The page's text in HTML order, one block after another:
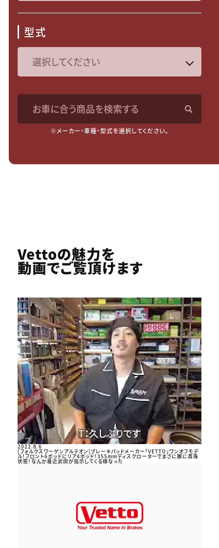
型式
お車に合う商品を検索する
※メーカー・車種・型式を選択してください。
Youtube
Vettoの魅力を
動画でご覧頂けます
2022.8.6
[フォルクスワーゲンアルテオン]ブレーキパッドメーカー「VETTO」ワンオフモデ
ル！フロント6ポッドにリア4ポッド！355mmディスクローターでまさに豚に真珠
状態！なんか最近武田が指示してくる様なった